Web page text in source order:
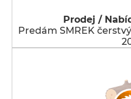
Prodej /
Predám SMREK